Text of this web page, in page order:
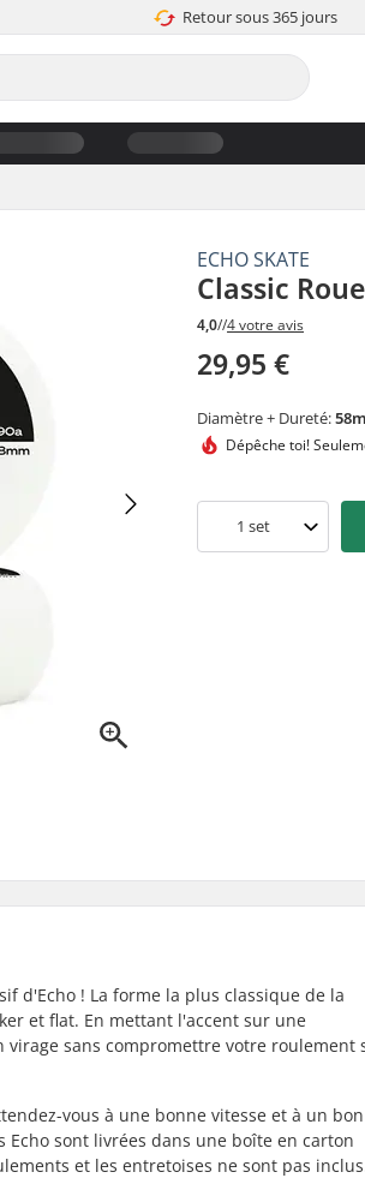
Retour sous 365 jours
ECHO SKATE
Classic
4,0//4 votre avis
29,95 €
Diamètre + Dureté:
Dépêche toi!
1 set
d'Echo ! La forme la plus classique de la
et flat. En mettant l'accent sur une
sans compromettre votre roulement
vous à une bonne vitesse et à un bon
sont livrées dans une boîte en carton
et les entretoises ne sont pas